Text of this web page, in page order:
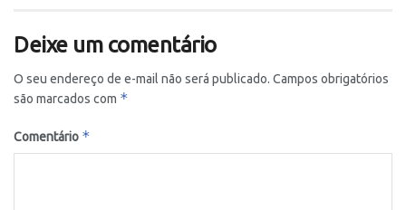
Deixe um comentário
O seu endereço de e-mail não será publicado. Campos obrigatórios
são marcados com *
Comentário *